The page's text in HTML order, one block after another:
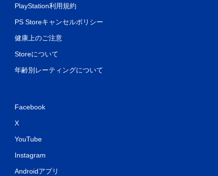
PlayStation利用規約
PS Storeキャンセルポリシー
健康上のご注意
Storeについて
年齢別レーティングについて
Facebook
X
YouTube
Instagram
Androidアプリ